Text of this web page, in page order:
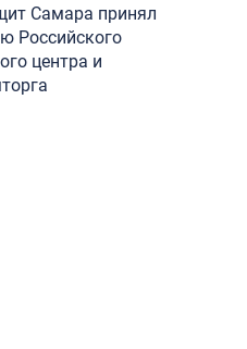
Самара принял
Российского
центра и